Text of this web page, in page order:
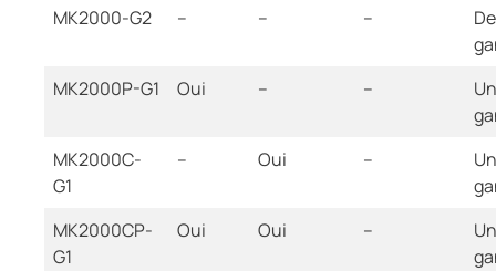
MK2000-G2
-- -- --
MK2000P-G1
Oui -- --
Un
MK2000C-
G1
-- Oui --
Un
MK2000CP-
G1
Oui Oui --
Un